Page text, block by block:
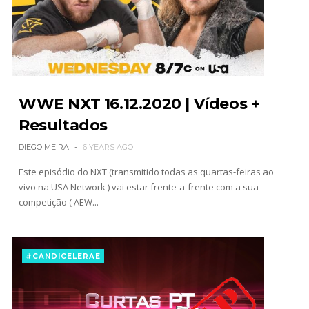
SCSA867-Aug 07 2026
Drama no SummerSlam 2026: WWE esteve perto
de interromper combate de Brie Bella após
SCSA867-Aug 07 2026
WWE: Nikki Bella não quer continuar na WWE
sem Brie Bella
SCSA867 -Aug 07 2026
SCSA867-Aug 07 2026
WWE NXT 16.12.2020 | Vídeos +
Resultados
DIEGO MEIRA 6 YEARS AGO
Este episódio do NXT (transmitido todas as quartas-feiras ao
vivo na USA Network ) vai estar frente-a-frente com a sua
competição ( AEW...
#CANDICELERAE